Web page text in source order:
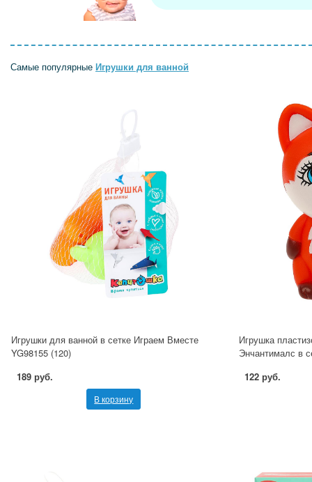
Самые популярные Игрушки для ванной
Игрушки для ванной в сетке Играем Вместе
YG98155 (120)
189 руб.
В корзину
Игрушка
Энчантималс в
122 руб.